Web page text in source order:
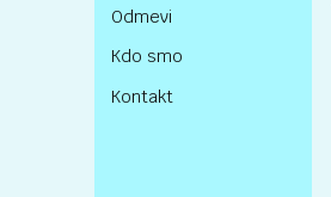
Odmevi
Kdo smo
Kontakt